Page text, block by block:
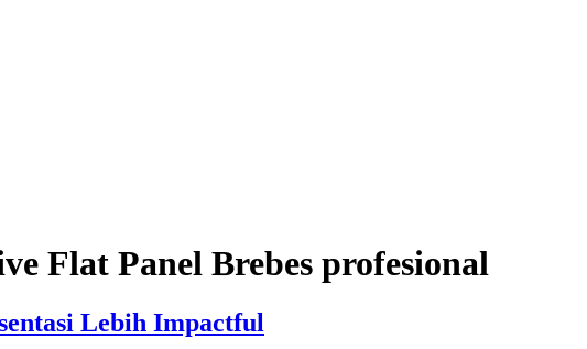
Flat Panel Brebes profesional
Lebih Impactful